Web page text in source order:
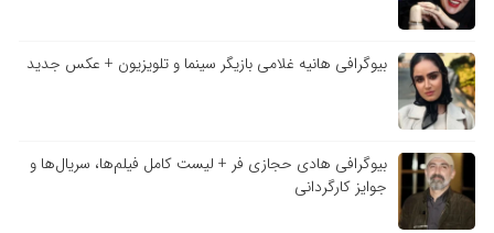
بیوگرافی هانیه غلامی بازیگر سینما و تلویزیون + عکس جدید
بیوگرافی هادی حجازی فر + لیست کامل فیلم‌ها، سریال‌ها و
جوایز کارگردانی